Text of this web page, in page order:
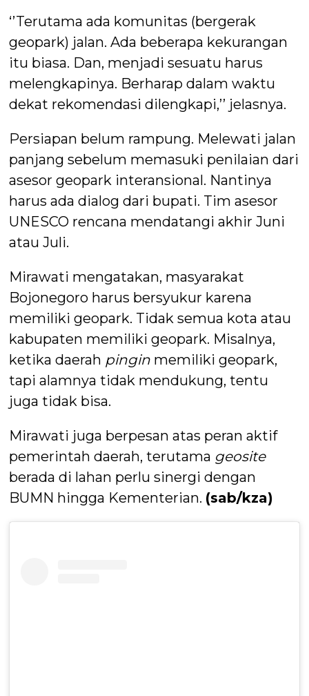
‘’Terutama ada komunitas (bergerak
geopark) jalan. Ada beberapa kekurangan
itu biasa. Dan, menjadi sesuatu harus
melengkapinya. Berharap dalam waktu
dekat rekomendasi dilengkapi,’’ jelasnya.
Persiapan belum rampung. Melewati jalan
panjang sebelum memasuki penilaian dari
asesor geopark interansional. Nantinya
harus ada dialog dari bupati. Tim asesor
UNESCO rencana mendatangi akhir Juni
atau Juli.
Mirawati mengatakan, masyarakat
Bojonegoro harus bersyukur karena
memiliki geopark. Tidak semua kota atau
kabupaten memiliki geopark. Misalnya,
ketika daerah pingin memiliki geopark,
tapi alamnya tidak mendukung, tentu
juga tidak bisa.
Mirawati juga berpesan atas peran aktif
pemerintah daerah, terutama geosite
berada di lahan perlu sinergi dengan
BUMN hingga Kementerian. (sab/kza)